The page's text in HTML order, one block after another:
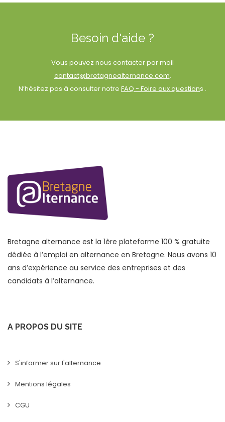
Besoin d'aide ?
Vous pouvez nous contacter par mail
contact@bretagnealternance.com.
N’hésitez pas à consulter notre FAQ - Foire aux questions .
Bretagne alternance est la 1ère plateforme 100 % gratuite
dédiée à l’emploi en alternance en Bretagne. Nous avons 10
ans d’expérience au service des entreprises et des
candidats à l’alternance.
A PROPOS DU SITE
S'informer sur l'alternance
Mentions légales
CGU